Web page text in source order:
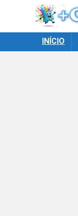
INÍCIO